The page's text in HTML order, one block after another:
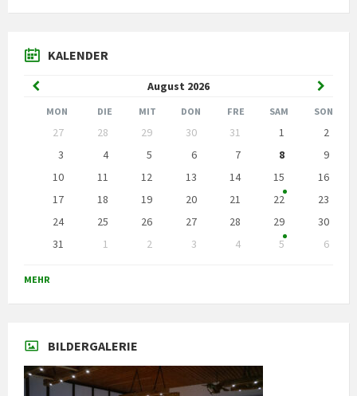
KALENDER
August 2026
Vorheriger
Monat
Monat
MON DIE MIT DON FRE SAM SON
Kalendertage
überspringen
27 28 29 30 31 1
2
3
4 5 6 7 8
9
10
11 12 13 14 15
16
17
18 19 20 21 22
23
24
25 26 27 28 29
30
31
1 2 3 4 5
6
zu
den
MEHR
BILDERGALERIE